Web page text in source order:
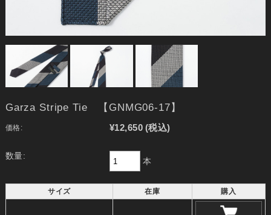
Garza Stripe Tie 【GNMG06-17】
価格: ¥12,650 (税込)
数量:
本
サイズ 在庫 購入